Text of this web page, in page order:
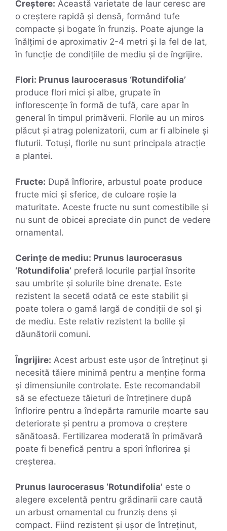
Creștere: Această varietate de laur ceresc are
o creștere rapidă și densă, formând tufe
compacte și bogate în frunziș. Poate ajunge la
înălțimi de aproximativ 2-4 metri și la fel de lat,
în funcție de condițiile de mediu și de îngrijire.
Flori: Prunus laurocerasus ‘Rotundifolia’
produce flori mici și albe, grupate în
inflorescențe în formă de tufă, care apar în
general în timpul primăverii. Florile au un miros
plăcut și atrag polenizatorii, cum ar fi albinele și
fluturii. Totuși, florile nu sunt principala atracție
a plantei.
Fructe: După înflorire, arbustul poate produce
fructe mici și sferice, de culoare roșie la
maturitate. Aceste fructe nu sunt comestibile și
nu sunt de obicei apreciate din punct de vedere
ornamental.
Cerințe de mediu: Prunus laurocerasus
‘Rotundifolia’ preferă locurile parțial însorite
sau umbrite și solurile bine drenate. Este
rezistent la secetă odată ce este stabilit și
poate tolera o gamă largă de condiții de sol și
de mediu. Este relativ rezistent la bolile și
dăunătorii comuni.
Îngrijire: Acest arbust este ușor de întreținut și
necesită tăiere minimă pentru a menține forma
și dimensiunile controlate. Este recomandabil
să se efectueze tăieturi de întreținere după
înflorire pentru a îndepărta ramurile moarte sau
deteriorate și pentru a promova o creștere
sănătoasă. Fertilizarea moderată în primăvară
poate fi benefică pentru a spori înflorirea și
creșterea.
Prunus laurocerasus ‘Rotundifolia’ este o
alegere excelentă pentru grădinarii care caută
un arbust ornamental cu frunziș dens și
compact. Fiind rezistent și ușor de întreținut,